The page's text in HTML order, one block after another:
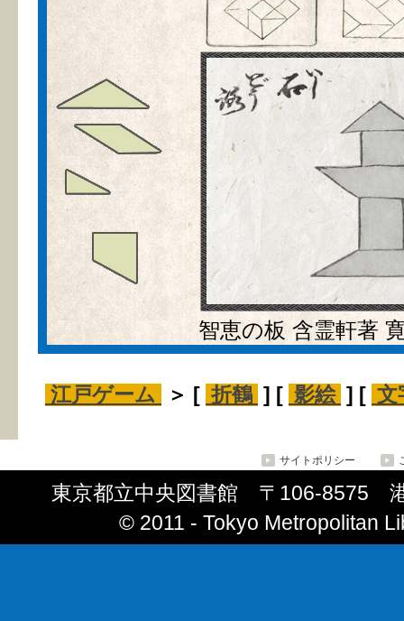
智恵の板 含霊軒著
江戸ゲーム ＞ [ 折鶴 ] [ 影絵 ] [ 文
サイトポリシー
東京都立中央図書館 〒106-8575
© 2011 ‐ Tokyo Metropolitan